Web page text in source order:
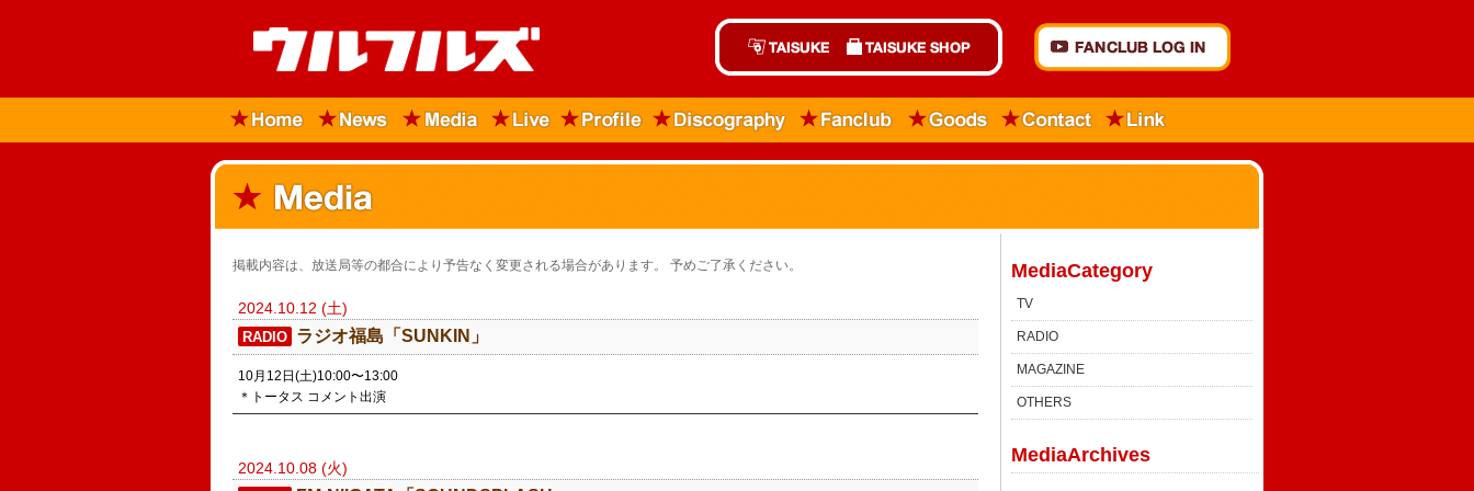
掲載内容は、放送局等の都合により予告なく変更される場合があります。 予めご了承ください。
2024.10.12 (土)
RADIO ラジオ福島「SUNKIN」
10月12日(土)10:00〜13:00
＊トータス コメント出演
2024.10.08 (火)
MediaCategory
TV
RADIO
MAGAZINE
OTHERS
MediaArchives